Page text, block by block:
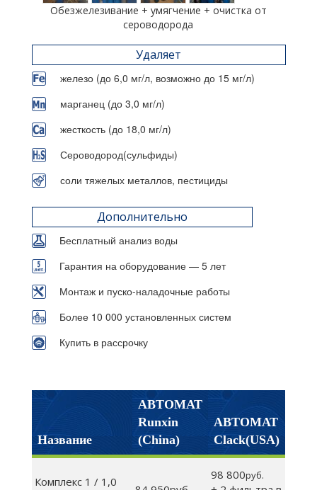
Обезжелезивание + умягчение + очистка от
сероводорода
Удаляет
железо (до 6,0 мг/л, возможно до 15 мг/л)
марганец (до 3,0 мг/л)
жесткость (до 18,0 мг/л)
Сероводород(сульфиды)
соли тяжелых металлов, пестициды
Дополнительно
Бесплатный анализ воды
Гарантия на оборудование — 5 лет
Монтаж и пуско-наладочные работы
Более 10 000 установленных систем
Купить в рассрочку
Название
АВТОМАТ
Runxin
(China)
АВТОМАТ
Clack(USA)
Комплекс 1 / 1,0
98 800руб.